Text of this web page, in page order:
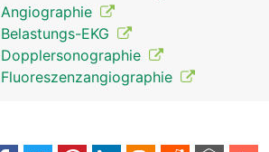
Angiographie
Belastungs-EKG
Dopplersonographie
Fluoreszenzangiographie